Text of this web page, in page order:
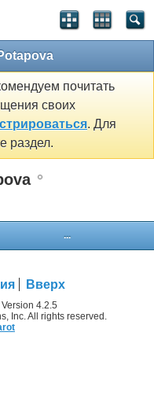
почитать
своих
. Для
раздел.
...
Вверх
4.2.5
Inc. All rights reserved.